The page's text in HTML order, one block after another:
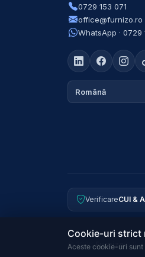
0729 153 071
office@furnizo.ro
WhatsApp · 0729
Română
VerificareCUI &
© 2026FurnizoCUI:
Cookie-uri strict
Aceste cookie-uri